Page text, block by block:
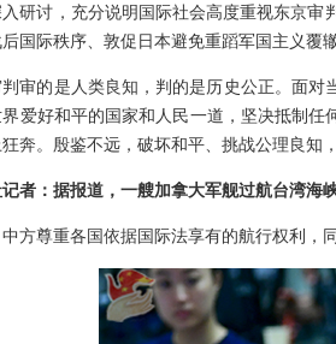
研讨，充分说明国际社会高度重视东京
国际秩序、敦促日本避免重蹈军国主义覆
判审的是人类良知，判的是历史公正。面
爱好和平的国家和人民一道，坚决抵制任
奔。殷鉴不远，破坏和平、挑战公理良知
者：据报道，一艘加拿大军舰过航台湾海
方尊重各国依据国际法享有的航行权利，